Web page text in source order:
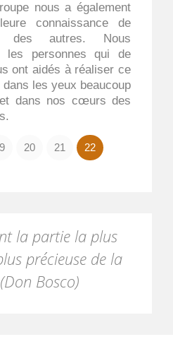
nous a également
connaissance de
des autres. Nous
les personnes qui de
ont aidés à réaliser ce
les yeux beaucoup
dans nos cœurs des
20 21 22
la partie la plus
précieuse de la
Bosco)